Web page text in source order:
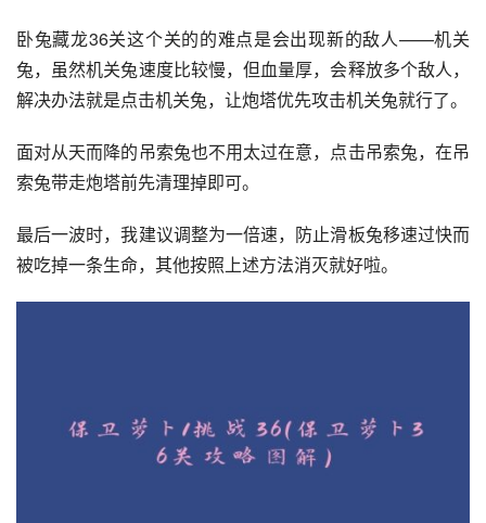
卧兔藏龙36关这个关的的难点是会出现新的敌人——机关
兔，虽然机关兔速度比较慢，但血量厚，会释放多个敌人，
解决办法就是点击机关兔，让炮塔优先攻击机关兔就行了。
面对从天而降的吊索兔也不用太过在意，点击吊索兔，在吊
索兔带走炮塔前先清理掉即可。
最后一波时，我建议调整为一倍速，防止滑板兔移速过快而
被吃掉一条生命，其他按照上述方法消灭就好啦。